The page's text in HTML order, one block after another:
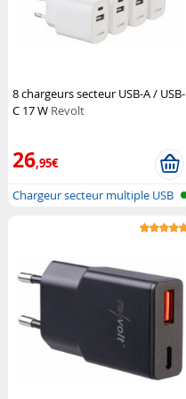
8 chargeurs secteur USB-A / USB-
C 17 W Revolt
26,95€
Chargeur secteur multiple USB